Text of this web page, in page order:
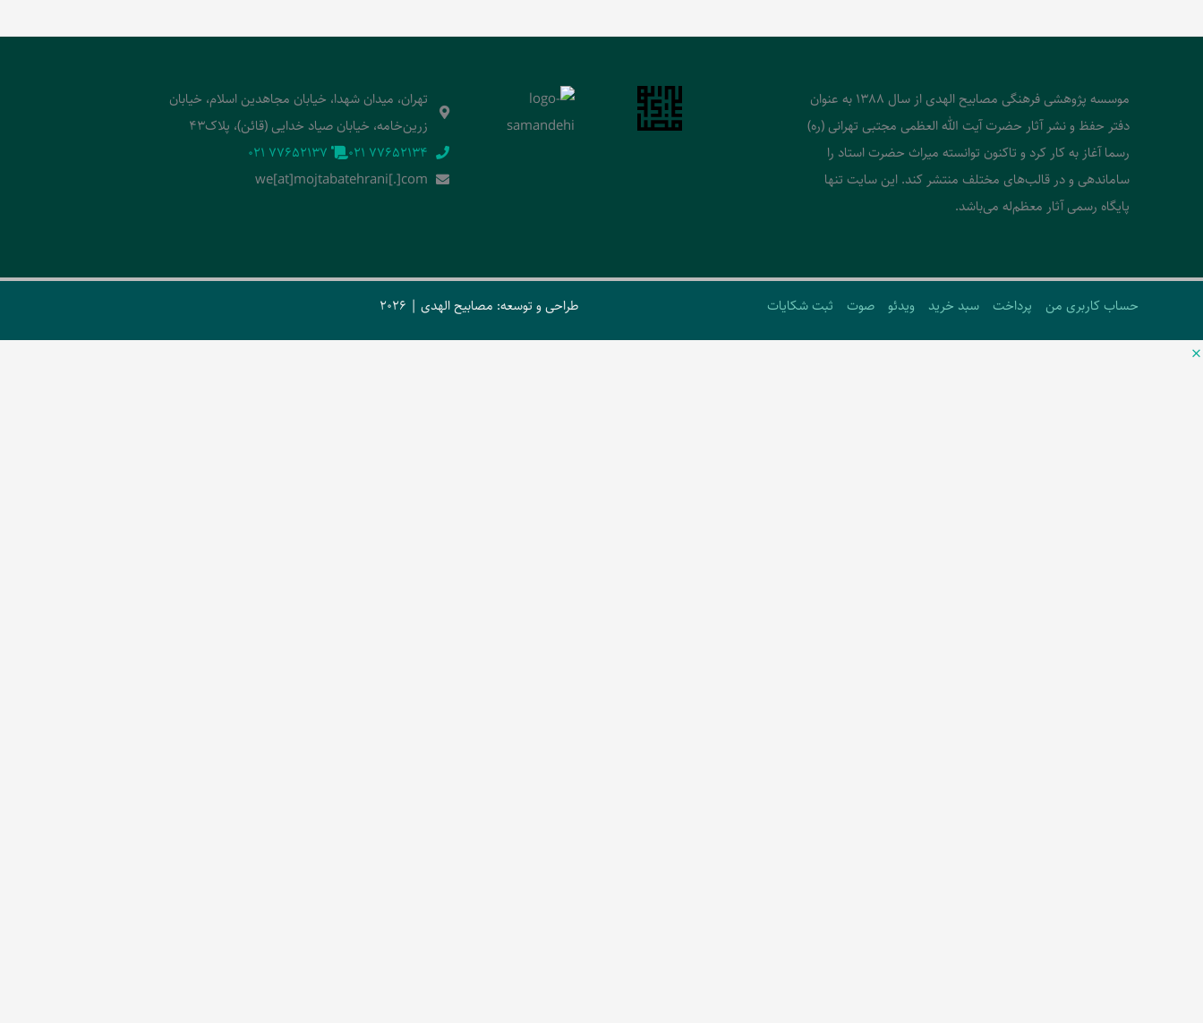
موسسه پژوهشی فرهنگی مصابیح الهدی از سال 1388 به عنوان
دفتر حفظ و نشر آثار حضرت آیت الله العظمی مجتبی تهرانی (ره)
رسما آغاز به کار کرد و تاکنون توانسته میراث حضرت استاد را
ساماندهی و در قالب‌های مختلف منتشر کند. این سایت تنها
پایگاه رسمی آثار معظم‌له می‌باشد.
تهران، میدان شهدا، خیابان مجاهدین اسلام، خیابان
زرین‌خامه، خیابان صیاد خدایی (قائن)، پلاک43
‭021 77652134‬
‭021 77652137‬
we[at]mojtabatehrani[.]com
حساب کاربری من پرداخت سبد خرید ویدئو صوت ثبت شکایات طراحی و توسعه: مصابیح الهدی | 2026